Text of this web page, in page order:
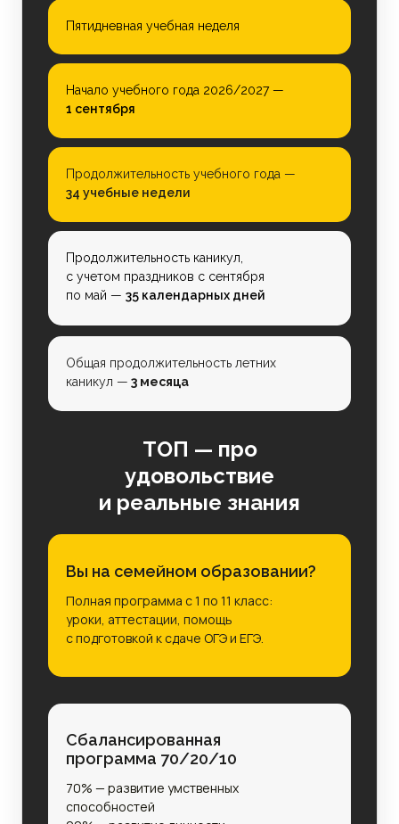
Вы на семейном образовании?
Полная программа с 1 по 11 класс:
уроки, аттестации, помощь
с подготовкой к сдаче ОГЭ и ЕГЭ.
ТОП — про
удовольствие
и реальные знания
Сбалансированная
программа 70/20/10
70% — развитие умственных
способностей
Общая продолжительность летних
каникул — 3 месяца
Продолжительность каникул,
с учетом праздников с сентября
по май — 35 календарных дней
Продолжительность учебного года —
34 учебные недели
Начало учебного года 2026/2027 —
1 сентября
Пятидневная учебная неделя